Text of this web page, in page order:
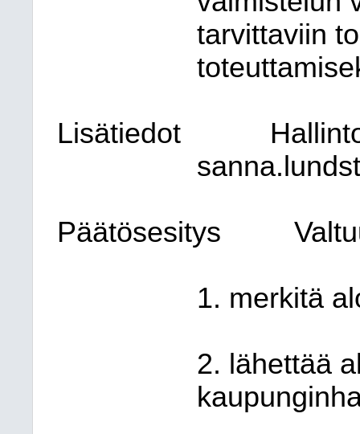
tarvittaviin
Lisätiedot
Päätösesitys
1. merkitä
2. lähettää